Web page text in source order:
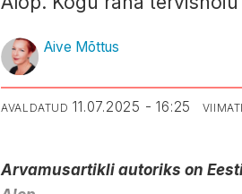
Aive Mõttus
AVALDATUD 11.07.2025 - 16:25
Arvamusartikli autoriks on